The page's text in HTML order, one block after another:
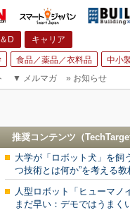
D キャリア
食品／薬品／衣料品
中小
▼ メルマガ » お知らせ
推奨コンテンツ（
大学が「ロボット犬」を
つ技術とは何か”を考える
人型ロボット「ヒューマノ
まだ早い：デモではうま